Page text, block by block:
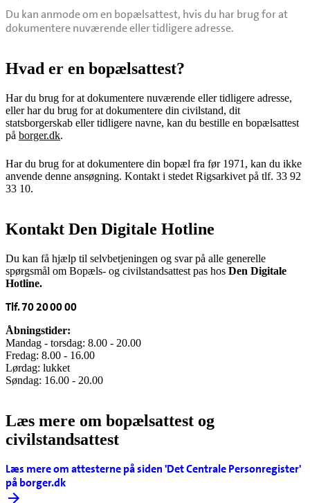
Du kan anmode om en bopælsattest, hvis du har brug for at
dokumentere nuværende eller tidligere adresse.
Hvad er en bopælsattest?
Har du brug for at dokumentere nuværende eller tidligere adresse,
eller har du brug for at dokumentere din civilstand, dit
statsborgerskab eller tidligere navne, kan du bestille en bopælsattest
på borger.dk.
Har du brug for at dokumentere din bopæl fra før 1971, kan du ikke
anvende denne ansøgning. Kontakt i stedet Rigsarkivet på tlf. 33 92
33 10.
Kontakt Den Digitale Hotline
Du kan få hjælp til selvbetjeningen og svar på alle generelle
spørgsmål om Bopæls- og civilstandsattest pas hos Den Digitale
Hotline.
Tlf. 70 20 00 00
Åbningstider:
Mandag - torsdag: 8.00 - 20.00
Fredag: 8.00 - 16.00
Lørdag: lukket
Søndag: 16.00 - 20.00
Læs mere om bopælsattest og
civilstandsattest
Læs mere om attesterne på siden 'Det Centrale Personregister'
på borger.dk